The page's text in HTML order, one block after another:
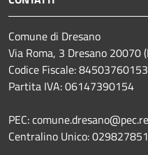
Comune di Dresano
Via Roma, 3 Dresano 20070
Codice Fiscale: 84503760153
Partita IVA: 06147390154
PEC:
Centralino Unico: 029827851